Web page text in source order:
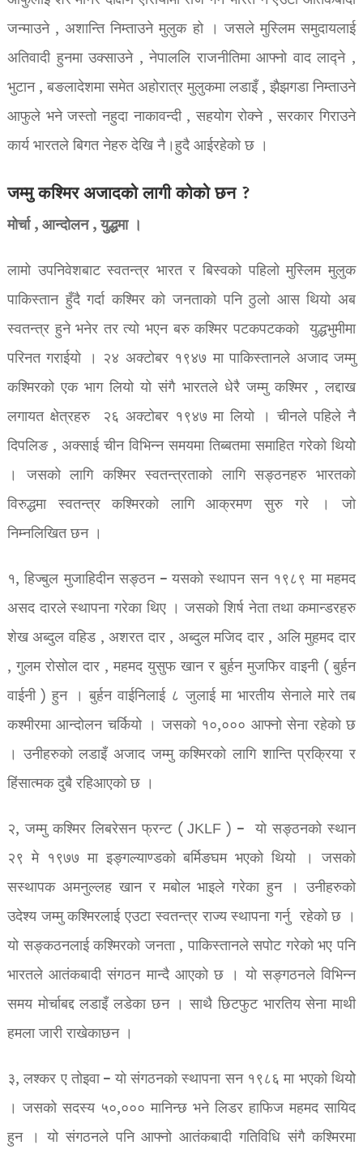
जन्माउने , अशान्ति निम्ताउने मुलुक हो । जसले मुस्लिम समुदायलाई
अतिवादी हुनमा उक्साउने , नेपाललि राजनीतिमा आफ्नो वाद लाद्ने ,
भुटान , बङलादेशमा समेत अहोरात्र मुलुकमा लडाइँ , झैझगडा निम्ताउने
आफुले भने जस्तो नहुदा नाकावन्दी , सहयोग रोक्ने , सरकार गिराउने
कार्य भारतले बिगत नेहरु देखि नै।हुदै आईरहेको छ ।
जम्मु कश्मिर अजादको लागी कोको छन ?
मोर्चा , आन्दोलन , युद्धमा ।
लामो उपनिवेशबाट स्वतन्त्र भारत र बिस्वको पहिलो मुस्लिम मुलुक
पाकिस्तान हुँदै गर्दा कश्मिर को जनताको पनि ठुलो आस थियो अब
स्वतन्त्र हुने भनेर तर त्यो भएन बरु कश्मिर पटकपटकको युद्धभुमीमा
परिनत गराईयो । २४ अक्टोबर १९४७ मा पाकिस्तानले अजाद जम्मु
कश्मिरको एक भाग लियो यो संगै भारतले धेरै जम्मु कश्मिर , लद्दाख
लगायत क्षेत्रहरु २६ अक्टोबर १९४७ मा लियो । चीनले पहिले नै
दिपलिङ , अक्साई चीन विभिन्न समयमा तिब्बतमा समाहित गरेको थियोे
। जसको लागि कश्मिर स्वतन्त्रताको लागि सङ्ठनहरु भारतको
विरुद्धमा स्वतन्त्र कश्मिरको लागि आक्रमण सुरु गरे । जो
निम्नलिखित छन ।
१, हिज्बुल मुजाहिदीन सङ्ठन – यसको स्थापन सन १९८९ मा महमद
असद दारले स्थापना गरेका थिए । जसको शिर्ष नेता तथा कमान्डरहरु
शेख अब्दुल वहिड , अशरत दार , अब्दुल मजिद दार , अलि मुहमद दार
, गुलम रोसोल दार , महमद युसुफ खान र बुर्हन मुजफिर वाइनी ( बुर्हन
वाईनी ) हुन । बुर्हन वाईनिलाई ८ जुलाई मा भारतीय सेनाले मारे तब
कश्मीरमा आन्दोलन चर्कियो । जसको १०,००० आफ्नो सेना रहेको छ
। उनीहरुको लडाइँ अजाद जम्मु कश्मिरको लागि शान्ति प्रक्रिया र
हिंसात्मक दुबै रहिआएको छ ।
२, जम्मु कश्मिर लिबरेसन फ्रन्ट ( JKLF ) – यो सङ्ठनको स्थान
२९ मे १९७७ मा इङ्गल्याण्डको बर्मिङघम भएको थियो । जसको
सस्थापक अमनुल्लह खान र मबोल भाइले गरेका हुन । उनीहरुको
उदेश्य जम्मु कश्मिरलाई एउटा स्वतन्त्र राज्य स्थापना गर्नु रहेको छ ।
यो सङ्कठनलाई कश्मिरको जनता , पाकिस्तानले सपोट गरेको भए पनि
भारतले आतंकबादी संगठन मान्दै आएको छ । यो सङ्गठनले विभिन्न
समय मोर्चाबद्द लडाइँ लडेका छन । साथै छिटफुट भारतिय सेना माथी
हमला जारी राखेकाछन ।
३, लश्कर ए तोइवा – यो संगठनको स्थापना सन १९८६ मा भएको थियोे
। जसको सदस्य ५०,००० मानिन्छ भने लिडर हाफिज महमद सायिद
हुन । यो संगठनले पनि आफ्नो आतंकबादी गतिविधि संगै कश्मिरमा